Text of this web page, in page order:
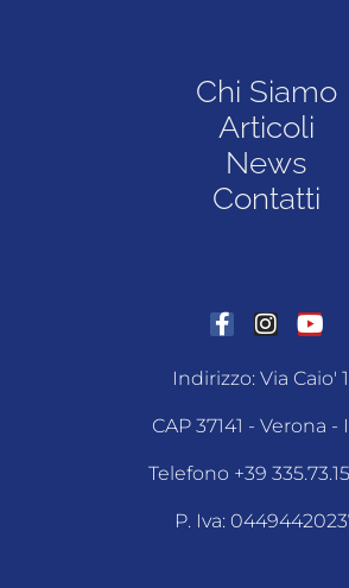
Chi Siamo
Articoli
News
Contatti
Indirizzo: Via Caio'
CAP 37141 - Verona -
Telefono +39
P. Iva: